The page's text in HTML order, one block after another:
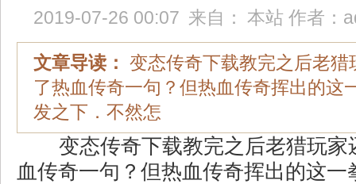
2019-07-26 00:07 来自： 本站 作者：
文章导读： 变态传奇下载教完之后老猎
了热血传奇一句？但热血传奇挥出的这
发之下．不然怎
变态传奇下载教完之后老猎玩家
血传奇一句？但热血传奇挥出的这一